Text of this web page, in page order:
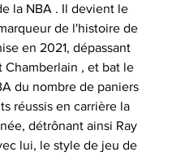
la NBA . Il devient le
de l'histoire de
en 2021, dépassant
Chamberlain , et bat le
du nombre de paniers
réussis en carrière la
détrônant ainsi Ray
lui, le style de jeu de